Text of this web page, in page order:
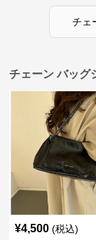
チェ
チェーン バッグ
¥4,500 (税込)